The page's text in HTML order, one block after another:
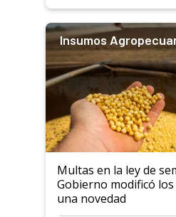
Insumos
Multas en la ley de
Gobierno modificó
una novedad